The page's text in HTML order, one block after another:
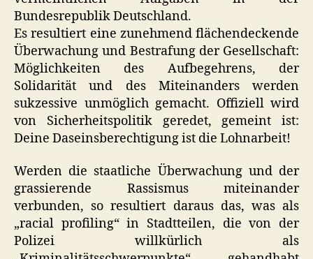
Bundesrepublik Deutschland.
Es resultiert eine zunehmend flächendeckende
Überwachung und Bestrafung der Gesellschaft:
Möglichkeiten des Aufbegehrens, der
Solidarität und des Miteinanders werden
sukzessive unmöglich gemacht. Offiziell wird
von Sicherheitspolitik geredet, gemeint ist:
Deine Daseinsberechtigung ist die Lohnarbeit!
Werden die staatliche Überwachung und der
grassierende Rassismus miteinander
verbunden, so resultiert daraus das, was als
„racial profiling“ in Stadtteilen, die von der
Polizei willkürlich als